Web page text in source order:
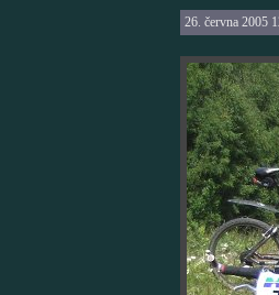
26. června 2005